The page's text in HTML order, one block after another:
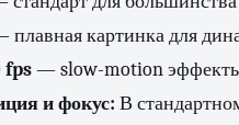
плавная картинка для
fps— slow-motion
и фокус: В